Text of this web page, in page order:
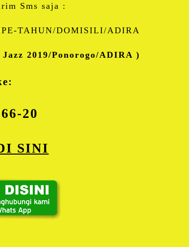
Sms saja :
TAHUN/DOMISILI/ADIRA
2019/Ponorogo/ADIRA )
20
SINI